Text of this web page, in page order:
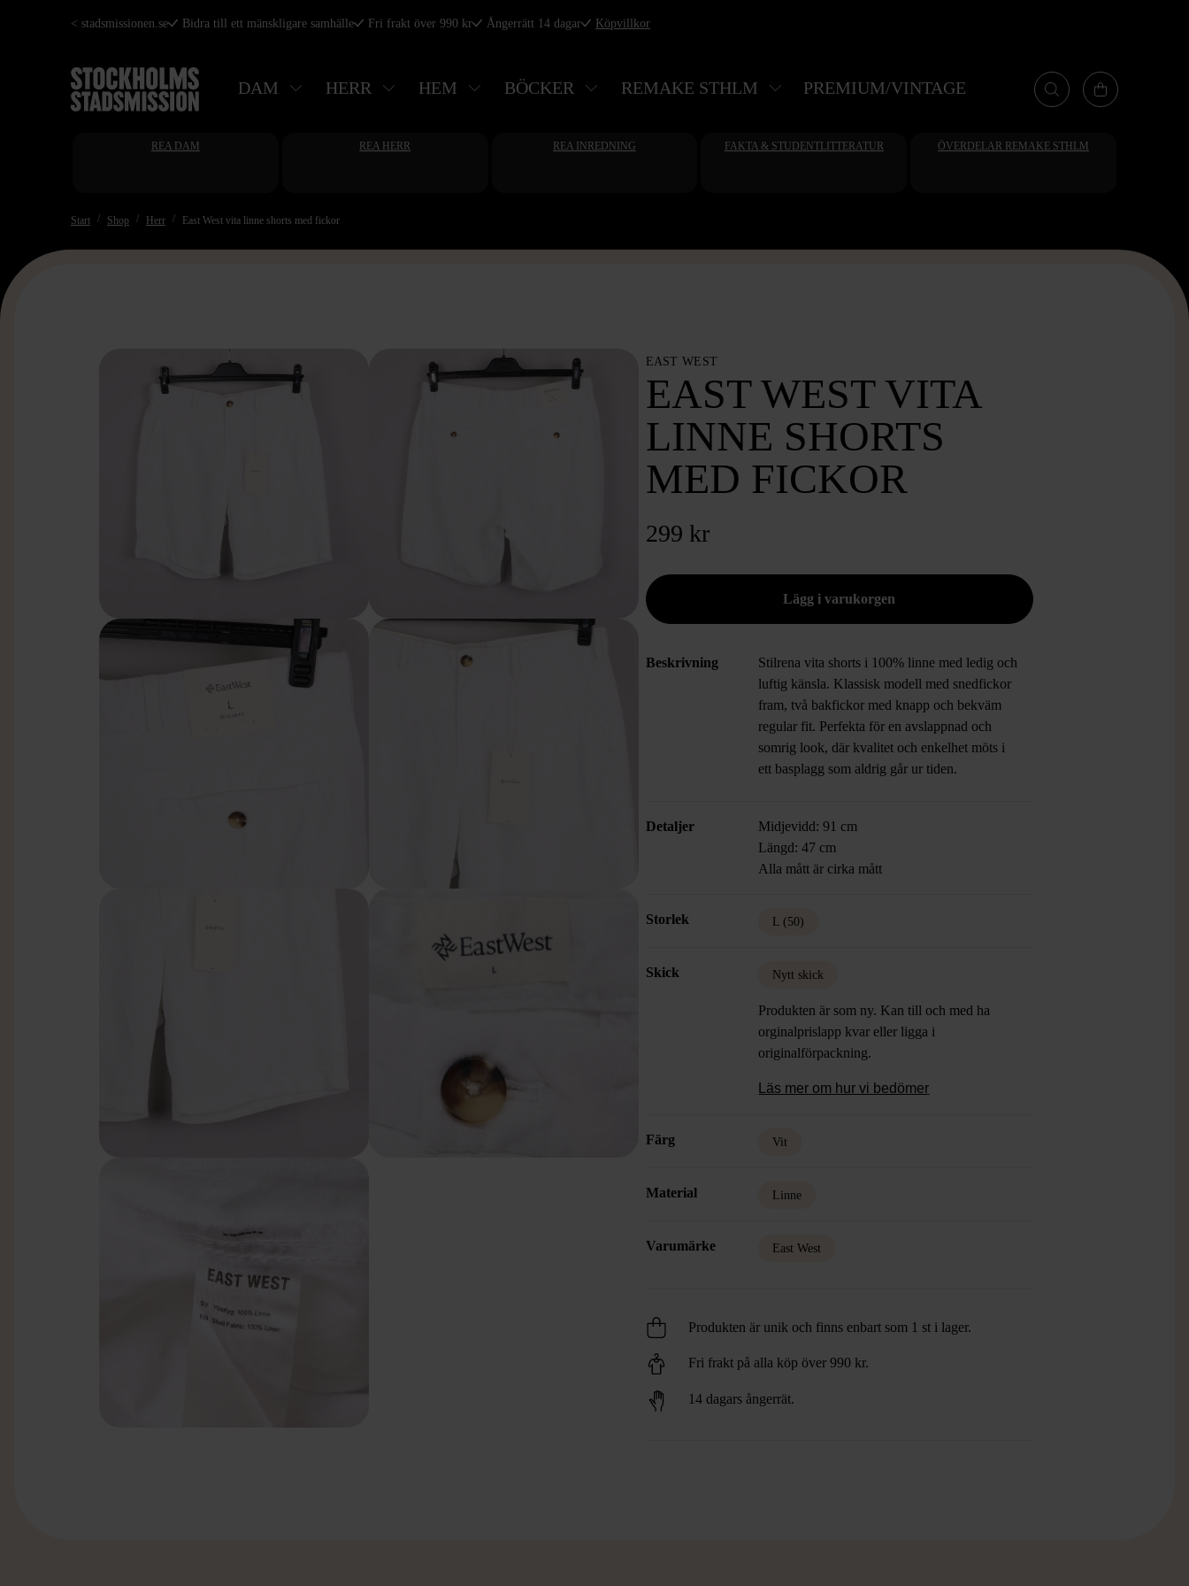
Hoppa
huvudinnehåll
< stadsmissionen.se Bidra till ett mänskligare samhälle Fri frakt över 990 kr Ångerrätt 14 dagar Köpvillkor
DAM HERR HEM BÖCKER REMAKE STHLM PREMIUM/VINTAGE
REA DAM REA HERR REA INREDNING FAKTA & STUDENTLITTERATUR ÖVERDELAR REMAKE STHLM
Start Shop Herr East West vita linne shorts med fickor
EAST WEST
EAST WEST VITA
LINNE SHORTS
MED FICKOR
299 kr
Beskrivning
Stilrena vita shorts i 100% linne med ledig och
luftig känsla. Klassisk modell med snedfickor
fram, två bakfickor med knapp och bekväm
regular fit. Perfekta för en avslappnad och
somrig look, där kvalitet och enkelhet möts i
ett basplagg som aldrig går ur tiden.
Detaljer
Midjevidd: 91 cm
Längd: 47 cm
Alla mått är cirka mått
Storlek L (50)
Skick Nytt skick
Produkten är som ny. Kan till och med ha
orginalprislapp kvar eller ligga i
originalförpackning.
Läs mer om hur vi bedömer
Färg Vit
Material Linne
Varumärke East West
Produkten är unik och finns enbart som 1 st i lager.
Fri frakt på alla köp över 990 kr.
14 dagars ångerrät.